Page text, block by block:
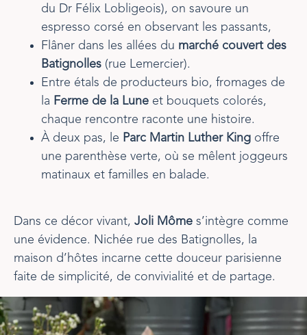
du Dr Félix Lobligeois), on savoure un
espresso corsé en observant les passants,
Flâner dans les allées du marché couvert des
Batignolles (rue Lemercier).
Entre étals de producteurs bio, fromages de
la Ferme de la Lune et bouquets colorés,
chaque rencontre raconte une histoire.
À deux pas, le Parc Martin Luther King offre
une parenthèse verte, où se mêlent joggeurs
matinaux et familles en balade.
Dans ce décor vivant, Joli Môme s’intègre comme
une évidence. Nichée rue des Batignolles, la
maison d’hôtes incarne cette douceur parisienne
faite de simplicité, de convivialité et de partage.